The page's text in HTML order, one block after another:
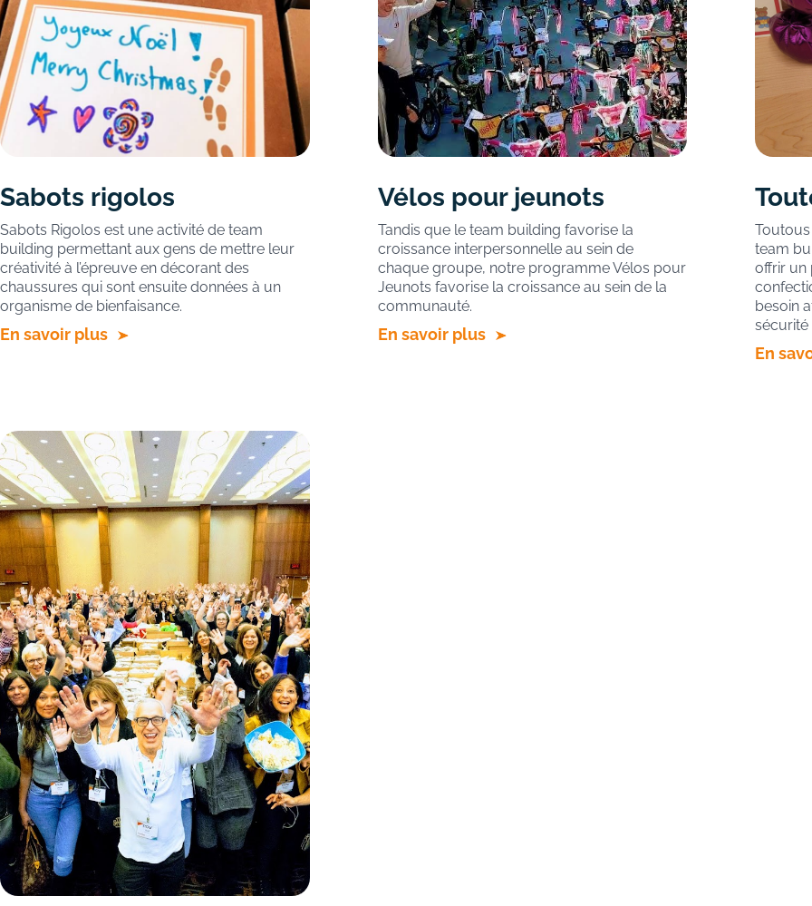
Sabots rigolos
Sabots Rigolos est une activité de team
building permettant aux gens de mettre leur
créativité à l’épreuve en décorant des
chaussures qui sont ensuite données à un
organisme de bienfaisance.
En savoir plus
Vélos pour jeunots
Tandis que le team building favorise la
croissance interpersonnelle au sein de
chaque groupe, notre programme Vélos pour
Jeunots favorise la croissance au sein de la
communauté.
En savoir plus
team
offrir un
besoin
sécurité
En